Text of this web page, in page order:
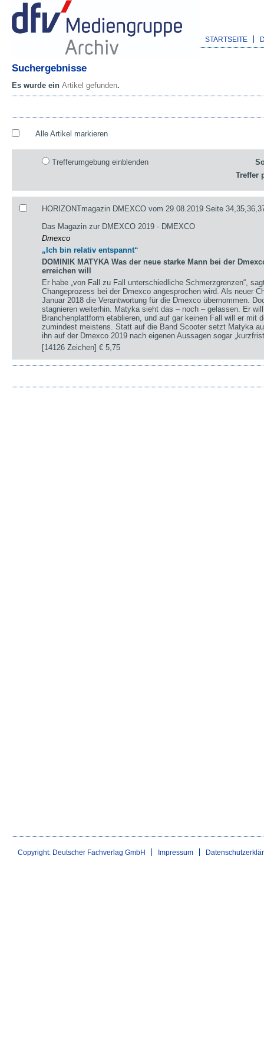
STARTSEITE
Suchergebnisse
Es wurde ein Artikel gefunden.
Alle Artikel markieren
Trefferumgebung einblenden
Treffer
HORIZONTmagazin DMEXCO vom 29.08.2019 Seite
Das Magazin zur DMEXCO 2019 - DMEXCO
Dmexco
„Ich bin relativ entspannt“
DOMINIK MATYKA Was der neue starke Mann bei der
erreichen will
Er habe „von Fall zu Fall unterschiedliche Schmerzgrenzen“,
Changeprozess bei der Dmexco angesprochen wird. Als neuer
Januar 2018 die Verantwortung für die Dmexco übernommen.
stagnieren weiterhin. Matyka sieht das – noch – gelassen. Er
Branchenplattform etablieren, und auf gar keinen Fall will er mit
zumindest meistens. Statt auf die Band Scooter setzt Matyka
ihn auf der Dmexco 2019 nach eigenen Aussagen sogar
[14126 Zeichen]€ 5,75
Copyright: Deutscher Fachverlag GmbH Impressum